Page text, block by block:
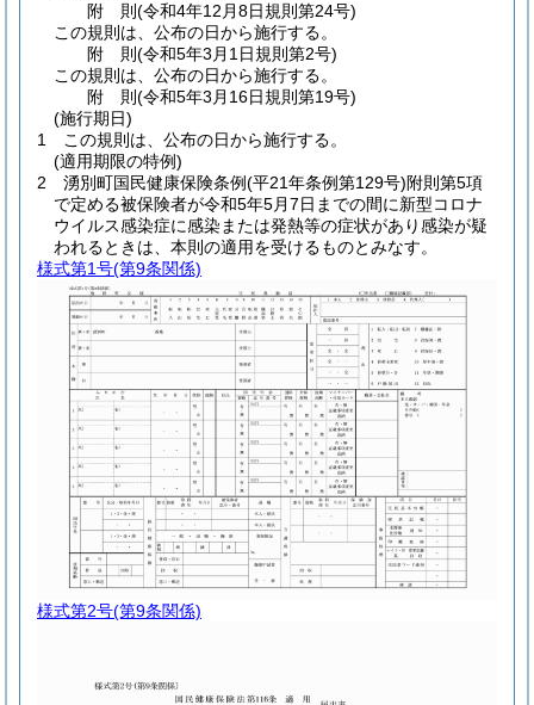
附 則(令和4年12月8日規則第24号)
この規則は、公布の日から施行する。
附 則(令和5年3月1日規則第2号)
この規則は、公布の日から施行する。
附 則(令和5年3月16日規則第19号)
(施行期日)
1
この規則は、公布の日から施行する。
(適用期限の特例)
2
湧別町国民健康保険条例(平21年条例第129号)附則第5項
で定める被保険者が令和5年5月7日までの間に新型コロナ
ウイルス感染症に感染または発熱等の症状があり感染が疑
われるときは、本則の適用を受けるものとみなす。
様式第1号(第9条関係)
様式第2号(第9条関係)